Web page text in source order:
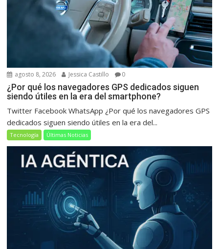
agosto 8, 2026 Jessica Castillo 0
¿Por qué los navegadores GPS dedicados siguen
siendo útiles en la era del smartphone?
Twitter Facebook WhatsApp ¿Por qué los navegadores GPS
dedicados siguen siendo útiles en la era del...
Tecnología Últimas Noticias